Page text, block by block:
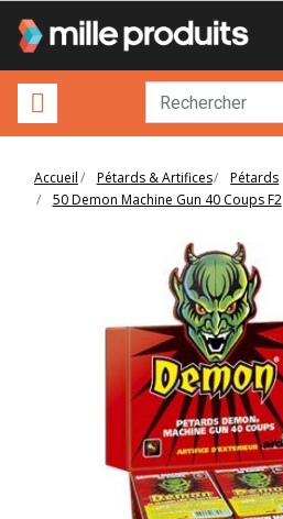
Accueil Pétards & Artifices
Pétards
50 Demon Machine Gun 40 Coups F2